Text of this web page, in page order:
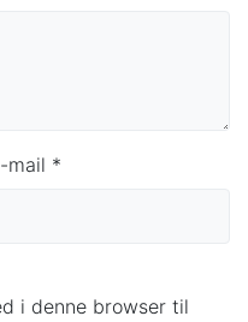
mail *
i denne browser til